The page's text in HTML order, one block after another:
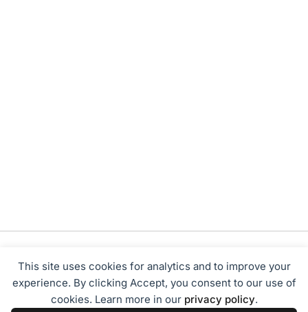
This site uses cookies for analytics and to improve your
experience. By clicking Accept, you consent to our use of
cookies. Learn more in our privacy policy.
Tentang Kami Redaksi Disclaimer Privacy Policy